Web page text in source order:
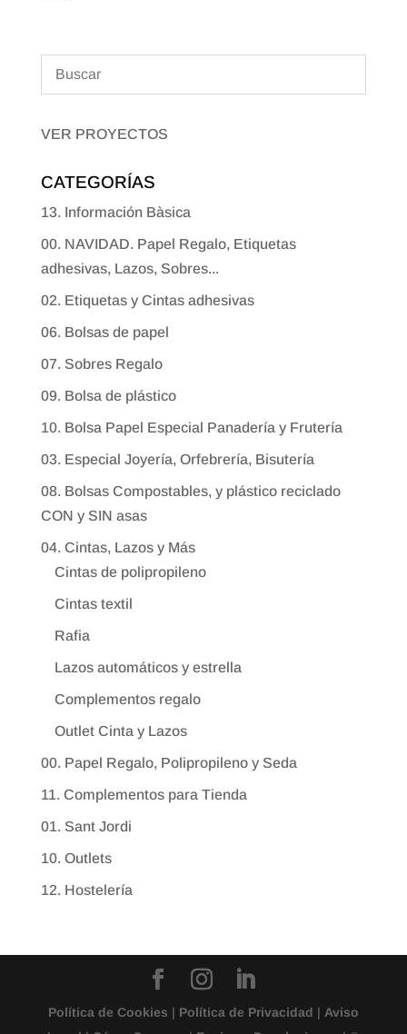
VER PROYECTOS
CATEGORÍAS
13. Información Bàsica
00. NAVIDAD. Papel Regalo, Etiquetas
adhesivas, Lazos, Sobres...
02. Etiquetas y Cintas adhesivas
06. Bolsas de papel
07. Sobres Regalo
09. Bolsa de plástico
10. Bolsa Papel Especial Panadería y Frutería
03. Especial Joyería, Orfebrería, Bisutería
08. Bolsas Compostables, y plástico reciclado
CON y SIN asas
04. Cintas, Lazos y Más
Cintas de polipropileno
Cintas textil
Rafia
Lazos automáticos y estrella
Complementos regalo
Outlet Cinta y Lazos
00. Papel Regalo, Polipropileno y Seda
11. Complementos para Tienda
01. Sant Jordi
10. Outlets
12. Hostelería
Política de Cookies | Política de Privacidad | Aviso